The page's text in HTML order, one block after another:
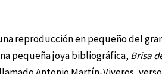
reproducción en pequeño del
pequeña joya bibliográfica, Brisa